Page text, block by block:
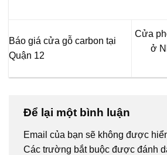
Báo giá cửa gỗ carbon tại
Quận 12
Cửa
ở
Để lại một bình luận
Email của bạn sẽ không được
Các trường bắt buộc được đánh